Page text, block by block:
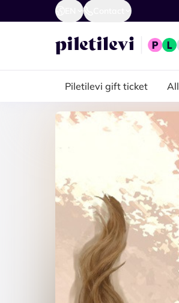
Piletilevi gift ticket All